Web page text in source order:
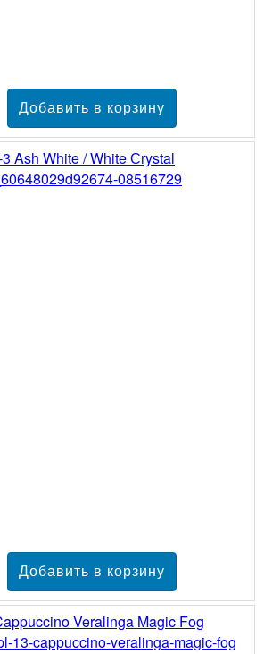
Ash White / White Сrystal
Veralinga Magic Fog